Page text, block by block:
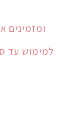
ומזמינים